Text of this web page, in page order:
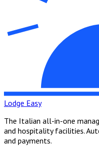
Lodge Easy
The Italian all-in-one
and hospitality facilities.
and payments.